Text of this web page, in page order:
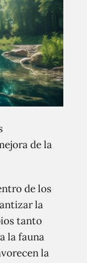
de la
de los
la
tanto
la fauna
la